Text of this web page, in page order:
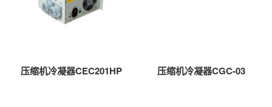
压缩机冷凝器CEC201HP 压缩机冷凝器CGC-03